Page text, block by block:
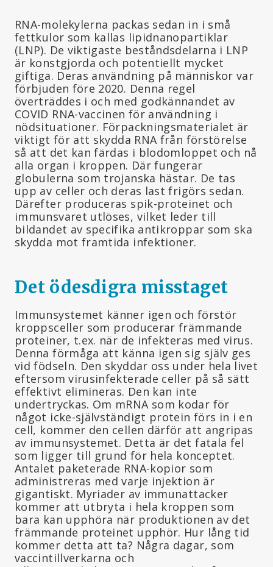
RNA-molekylerna packas sedan in i små
fettkulor som kallas lipidnanopartiklar
(LNP). De viktigaste beståndsdelarna i LNP
är konstgjorda och potentiellt mycket
giftiga. Deras användning på människor var
förbjuden före 2020. Denna regel
överträddes i och med godkännandet av
COVID RNA-vaccinen för användning i
nödsituationer. Förpackningsmaterialet är
viktigt för att skydda RNA från förstörelse
så att det kan färdas i blodomloppet och nå
alla organ i kroppen. Där fungerar
globulerna som trojanska hästar. De tas
upp av celler och deras last frigörs sedan.
Därefter produceras spik-proteinet och
immunsvaret utlöses, vilket leder till
bildandet av specifika antikroppar som ska
skydda mot framtida infektioner.
Det ödesdigra misstaget
Immunsystemet känner igen och förstör
kroppsceller som producerar främmande
proteiner, t.ex. när de infekteras med virus.
Denna förmåga att känna igen sig själv ges
vid födseln. Den skyddar oss under hela livet
eftersom virusinfekterade celler på så sätt
effektivt elimineras. Den kan inte
undertryckas. Om mRNA som kodar för
något icke-självständigt protein förs in i en
cell, kommer den cellen därför att angripas
av immunsystemet. Detta är det fatala fel
som ligger till grund för hela konceptet.
Antalet paketerade RNA-kopior som
administreras med varje injektion är
gigantiskt. Myriader av immunattacker
kommer att utbryta i hela kroppen som
bara kan upphöra när produktionen av det
främmande proteinet upphör. Hur lång tid
kommer detta att ta? Några dagar, som
vaccintillverkarna och